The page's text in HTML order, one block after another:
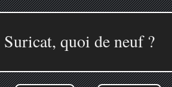
Suricat, quoi de neuf ?